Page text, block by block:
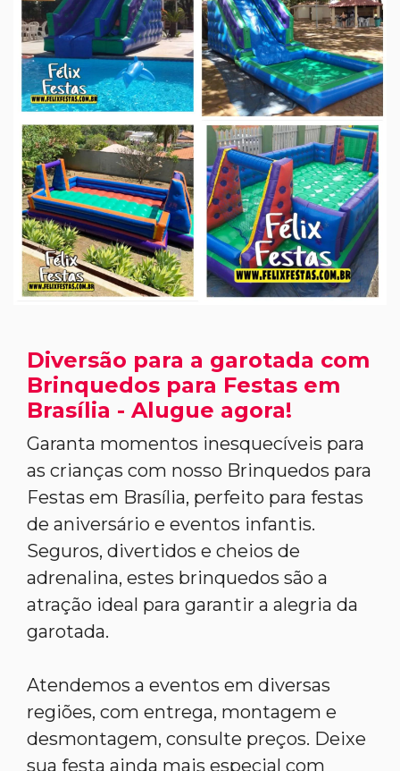
Diversão para a garotada com
Brinquedos para Festas em
Brasília - Alugue agora!
Garanta momentos inesquecíveis para
as crianças com nosso Brinquedos para
Festas em Brasília, perfeito para festas
de aniversário e eventos infantis.
Seguros, divertidos e cheios de
adrenalina, estes brinquedos são a
atração ideal para garantir a alegria da
garotada.
Atendemos a eventos em diversas
regiões, com entrega, montagem e
desmontagem, consulte preços. Deixe
sua festa ainda mais especial com